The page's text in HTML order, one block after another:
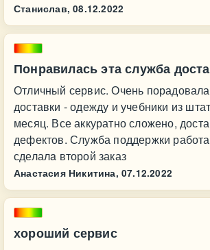
Станислав, 08.12.2022
Понравилась эта служба
Отличный сервис. Очень порадовала
доставки - одежду и учебники из
месяц. Все аккуратно сложено,
дефектов. Служба поддержки
сделалa второй заказ
Анастасия Никитина, 07.12.2022
хороший сервис